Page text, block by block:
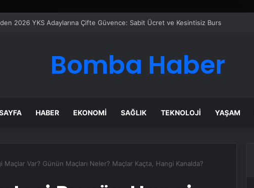
Köpek Maması İle Tüm Evcil Hayvan Ürünleri
Bomba Haber
HABER EKONOMI SAĞLIK TEKNOLOJI YAŞAM
Var? Günün Maçları Neler? Maçlar Kaçta, Hangi Kanalda?